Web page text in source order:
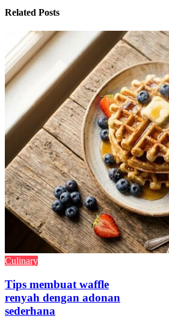
Related Posts
Culinary
Tips membuat waffle
renyah dengan adonan
sederhana